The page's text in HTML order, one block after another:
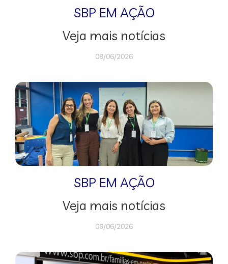
SBP EM AÇÃO
Veja mais notícias
08/06/2026
SBP EM AÇÃO
Veja mais notícias
08/06/2026